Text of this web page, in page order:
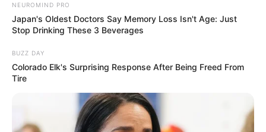
Serem! 9 Chat Ojek Online &
Pelanggan Ini Bikin Auto
NEUROMIND PRO
Japan's Oldest Doctors Say Memory Loss Isn't Age: Just
Stop Drinking These 3 Beverages
BUZZ DAY
Colorado Elk's Surprising Response After Being Freed From
Tire